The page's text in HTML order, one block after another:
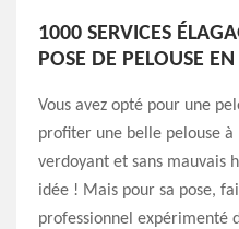
1000 SERVICES
POSE DE PELOUSE
Vous avez opté pour une
profiter une belle pelouse
verdoyant et sans mauvais
idée ! Mais pour sa pose,
professionnel expérimenté